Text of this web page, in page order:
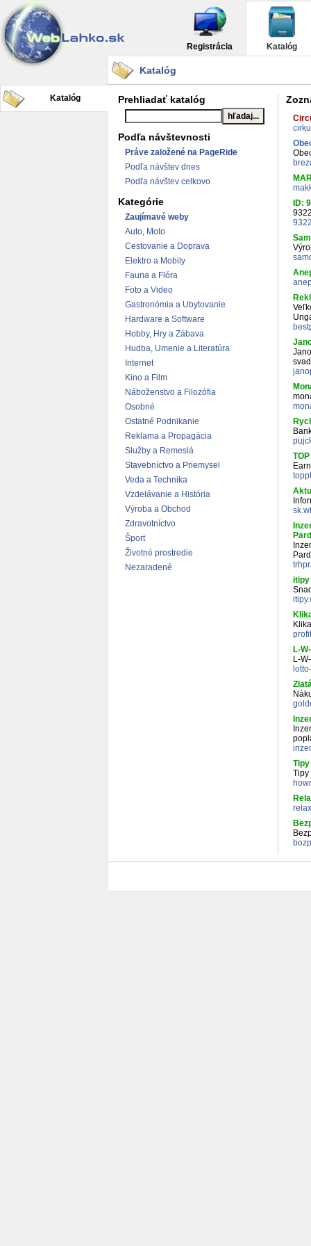
Registrácia Katalóg
Katalóg
Katalóg
Prehliadať katalóg
Podľa návštevnosti
Práve založené na PageRide
Podľa návštev dnes
Podľa návštev celkovo
Kategórie
Zaujímavé weby
Auto, Moto
Cestovanie a Doprava
Elektro a Mobily
Fauna a Flóra
Foto a Video
Gastronómia a Ubytovanie
Hardware a Software
Hobby, Hry a Zábava
Hudba, Umenie a Literatúra
Internet
Kino a Film
Náboženstvo a Filozófia
Osobné
Ostatné Podnikanie
Reklama a Propagácia
Služby a Remeslá
Stavebníctvo a Priemysel
Veda a Technika
Vzdelávanie a História
Výroba a Obchod
Zdravotníctvo
Šport
Životné prostredie
Nezaradené
ID:
itipy
L-
L-
Tipy